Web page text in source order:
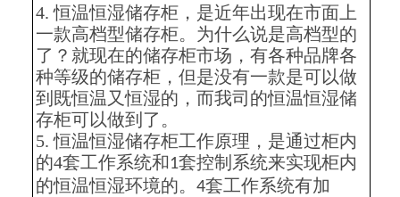
4.恒温恒湿储存柜，是近年出现在市面上
一款高档型储存柜。为什么说是高档型的
了？就现在的储存柜市场，有各种品牌各
种等级的储存柜，但是没有一款是可以做
到既恒温又恒湿的，而我司的恒温恒湿储
存柜可以做到了。
5.恒温恒湿储存柜工作原理，是通过柜内
的4套工作系统和 1套控制系统来实现柜内
的恒温恒湿环境的。4套工作系统有加